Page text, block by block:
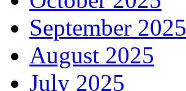
September 2025
August 2025
July 2025